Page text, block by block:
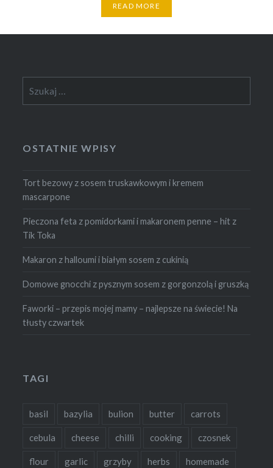
READ MORE
OSTATNIE WPISY
Tort bezowy z sosem truskawkowym i kremem
mascarpone
Pieczona feta z pomidorkami i makaronem penne – hit z
Tik Toka
Makaron z halloumi i białym sosem z cukinią
Domowe gnocchi z pysznym sosem z gorgonzolą i gruszką
Faworki – przepis mojej mamy – najlepsze na świecie! Na
tłusty czwartek
TAGI
basil bazylia bulion butter carrots
cebula cheese chilli cooking czosnek
flour garlic grzyby herbs homemade